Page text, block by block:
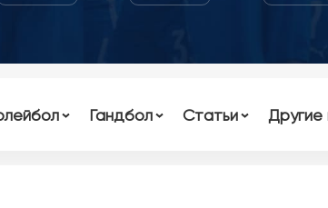
Гандбол Статьи Другие